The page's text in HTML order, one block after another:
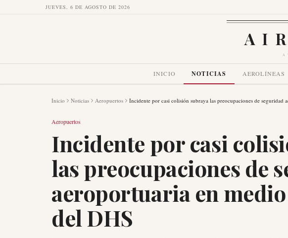
JUEVES, 6 DE AGOSTO DE 2026
INICIO NOTICIAS AEROLÍNEAS
Inicio Noticias Aeropuertos Incidente por casi colisión subraya las preocupaciones de seguridad
Aeropuertos
Incidente por casi
las preocupaciones de
aeroportuaria en
del DHS